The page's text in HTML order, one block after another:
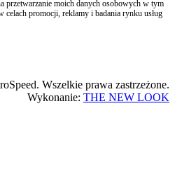
przetwarzanie moich danych osobowych w tym
celach promocji, reklamy i badania rynku usług
Wszelkie prawa zastrzeżone.
Wykonanie: THE NEW LOOK